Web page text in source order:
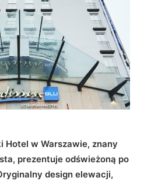
Hotel w Warszawie, znany
prezentuje odświeżoną po
design elewacji,